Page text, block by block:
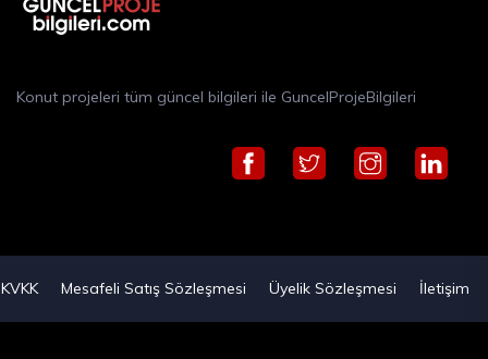
Konut projeleri tüm güncel bilgileri ile GuncelProjeBilgileri
KVKK Mesafeli Satış Sözleşmesi Üyelik Sözleşmesi İletişim